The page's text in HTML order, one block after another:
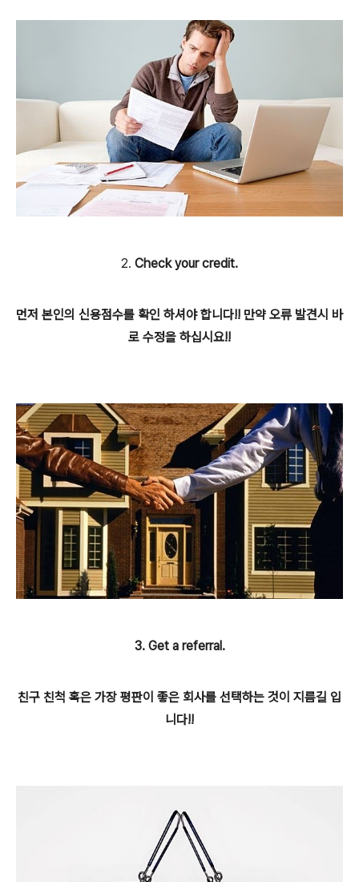
2. Check your credit.
먼저 본인의 신용점수를 확인 하셔야 합니다!! 만약 오류 발견시 바
로 수정을 하십시요!!
3. Get a referral.
친구 친척 혹은 가장 평판이 좋은 회사를 선택하는 것이 지름길 입
니다!!